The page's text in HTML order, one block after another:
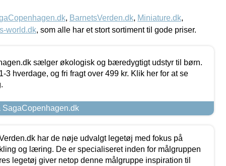
, BarnetsVerden.dk, Miniature.dk,
world.dk, som alle har et stort sortiment til gode priser.
sælger økologisk og bæredygtigt udstyr til børn.
3 hverdage, og fri fragt over 499 kr. Klik her for at se
SagaCopenhagen.dk
har de nøje udvalgt legetøj med fokus på
og læring. De er specialiseret inden for målgruppen
legetøj giver netop denne målgruppe inspiration til